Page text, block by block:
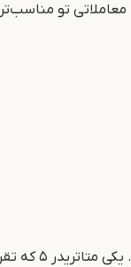
تو
اگه با ویتاورس کار